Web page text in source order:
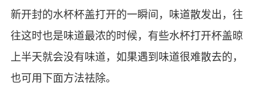
新开封的水杯杯盖打开的一瞬间，味道散发出，往
往这时也是味道最浓的时候，有些水杯打开杯盖晾
上半天就会没有味道，如果遇到味道很难散去的，
也可用下面方法祛除。